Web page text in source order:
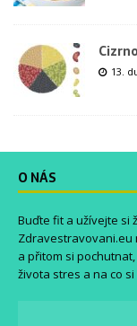
13.
O NÁS
Buďte fit a užívejte si
Zdravestravovani.eu
a přitom si
života stres a na co